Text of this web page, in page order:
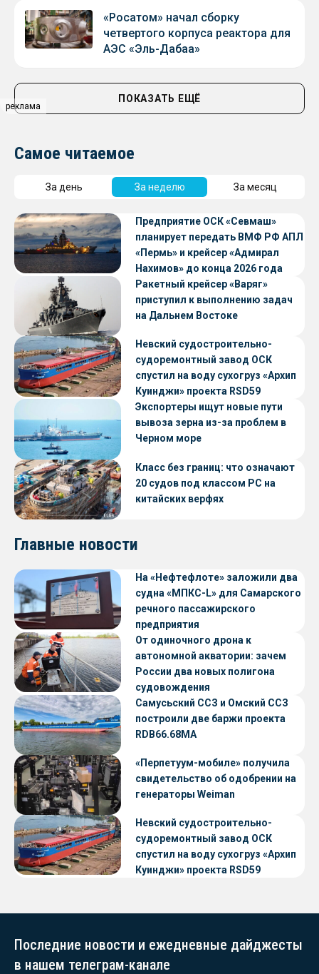
реклама
«Росатом» начал сборку
четвертого корпуса реактора для
АЭС «Эль-Дабаа»
ПОКАЗАТЬ ЕЩЁ
Самое читаемое
За день За неделю За месяц
Предприятие ОСК «Севмаш»
планирует передать ВМФ РФ АПЛ
«Пермь» и крейсер «Адмирал
Нахимов» до конца 2026 года
Ракетный крейсер «Варяг»
приступил к выполнению задач
на Дальнем Востоке
Невский судостроительно-
судоремонтный завод ОСК
спустил на воду сухогруз «Архип
Куинджи» проекта RSD59
Экспортеры ищут новые пути
вывоза зерна из-за проблем в
Черном море
Класс без границ: что означают
20 судов под классом РС на
китайских верфях
Главные новости
На «Нефтефлоте» заложили два
судна «МПКС-L» для Самарского
речного пассажирского
предприятия
От одиночного дрона к
автономной акватории: зачем
России два новых полигона
судовождения
Самусьский ССЗ и Омский ССЗ
построили две баржи проекта
RDB66.68МА
«Перпетуум-мобиле» получила
свидетельство об одобрении на
генераторы Weiman
Невский судостроительно-
судоремонтный завод ОСК
спустил на воду сухогруз «Архип
Куинджи» проекта RSD59
Последние новости и ежедневные дайджесты
в нашем телеграм-канале